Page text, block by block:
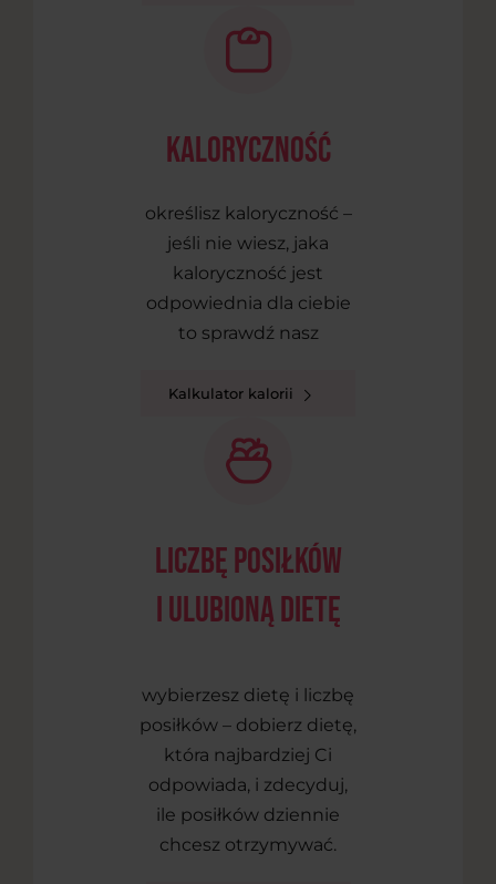
kaloryczność
określisz kaloryczność –
jeśli nie wiesz, jaka
kaloryczność jest
odpowiednia dla ciebie
to sprawdź nasz
Kalkulator kalorii
liczbę posiłków
i ulubioną dietę
wybierzesz dietę i liczbę
posiłków – dobierz dietę,
która najbardziej Ci
odpowiada, i zdecyduj,
ile posiłków dziennie
chcesz otrzymywać.